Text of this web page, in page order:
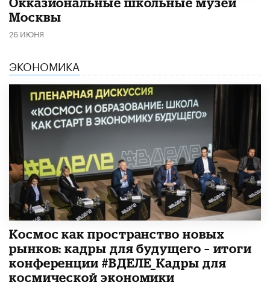
Москвы
26 ИЮНЯ
ЭКОНОМИКА
Космос как пространство новых
рынков: кадры для будущего – итоги
конференции #ВДЕЛЕ_Кадры для
космической экономики